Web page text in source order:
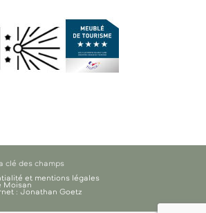
clé des champs
et mentions légales
Moisan
: Jonathan Goetz